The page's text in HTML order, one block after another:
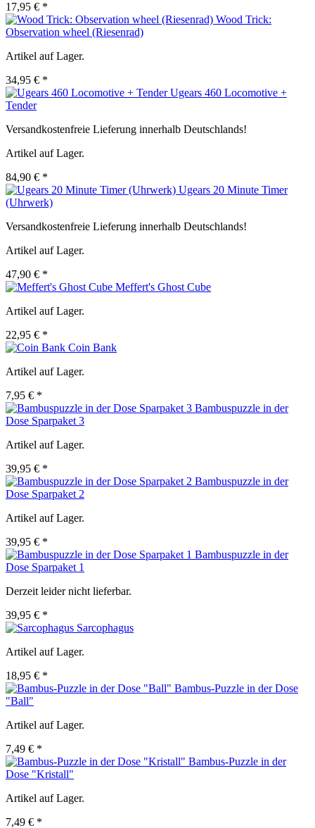
17,95 € *
Wood Trick:
Observation wheel (Riesenrad)
Artikel auf Lager.
34,95 € *
Ugears 460 Locomotive +
Tender
Versandkostenfreie Lieferung innerhalb Deutschlands!
Artikel auf Lager.
84,90 € *
Ugears 20 Minute Timer
(Uhrwerk)
Versandkostenfreie Lieferung innerhalb Deutschlands!
Artikel auf Lager.
47,90 € *
Meffert's Ghost Cube
Artikel auf Lager.
22,95 € *
Coin Bank
Artikel auf Lager.
7,95 € *
Bambuspuzzle in der
Dose Sparpaket 3
Artikel auf Lager.
39,95 € *
Bambuspuzzle in der
Dose Sparpaket 2
Artikel auf Lager.
39,95 € *
Bambuspuzzle in der
Dose Sparpaket 1
Derzeit leider nicht lieferbar.
39,95 € *
Sarcophagus
Artikel auf Lager.
18,95 € *
Bambus-Puzzle in der Dose
"Ball"
Artikel auf Lager.
7,49 € *
Bambus-Puzzle in der
Dose "Kristall"
Artikel auf Lager.
7,49 € *